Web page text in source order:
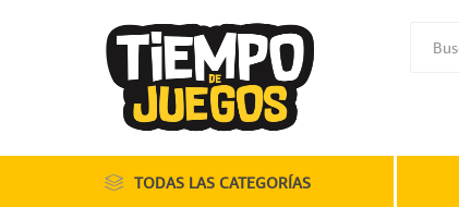
TODAS LAS CATEGORÍAS